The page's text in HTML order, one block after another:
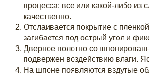
процесса: все или какой-либо
качественно.
Отслаивается покрытие с
загибается под острый угол и
Дверное полотно со
подвержен воздействию влаги.
На шпоне появляются вздутые